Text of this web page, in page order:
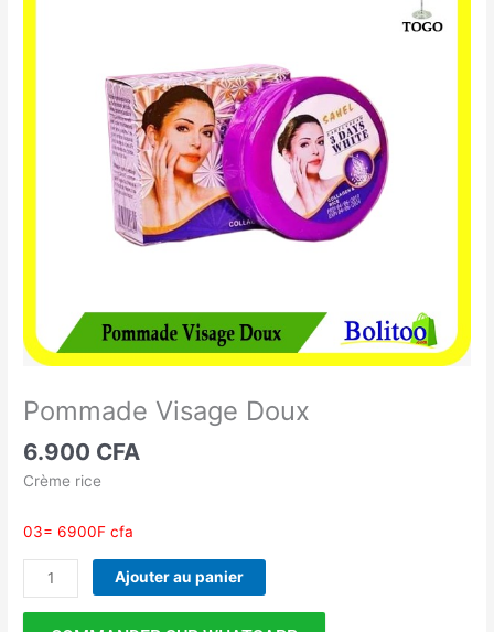
Pommade Visage Doux
6.900 CFA
Crème rice
03= 6900F cfa
Ajouter au panier